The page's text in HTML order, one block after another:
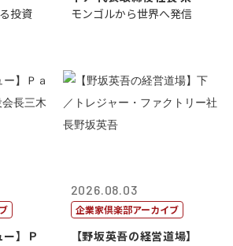
投資
真
モンゴルから世界へ発信
ー】Ｐ
2026.08.03
企業家倶楽部アーカイブ
【野坂英吾の経営道場】